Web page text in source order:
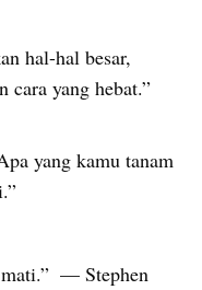
hal-hal besar,
cara yang hebat.”
yang kamu tanam
— Stephen